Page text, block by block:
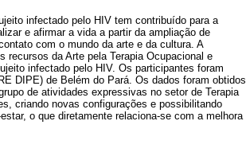
infectado pelo HIV tem contribuído para a
e afirmar a vida a partir da ampliação de
com o mundo da arte e da cultura. A
recursos da Arte pela Terapia Ocupacional e
infectado pelo HIV. Os participantes foram
DIPE) de Belém do Pará. Os dados foram obtidos
de atividades expressivas no setor de Terapia
criando novas configurações e possibilitando
o que diretamente relaciona-se com a melhora